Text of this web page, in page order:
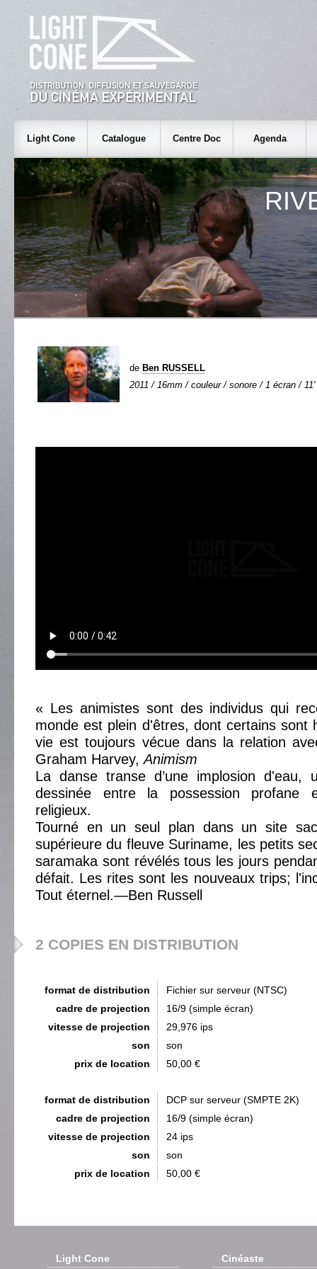
Light Cone Catalogue Centre Doc Agenda
de Ben RUSSELL
2011 / 16mm / couleur / sonore / 1 écran / 11'
« Les animistes sont des individus qui
monde est plein d'êtres, dont certains sont
vie est toujours vécue dans la relation
Graham Harvey,Animism
La danse transe d’une implosion d'eau,
dessinée entre la possession profane
religieux.
Tourné en un seul plan dans un site
supérieure du fleuve Suriname, les petits
saramaka sont révélés tous les jours
défait. Les rites sont les nouveaux trips;
Tout éternel.—Ben Russell
2 COPIES EN DISTRIBUTION
format de distribution
Fichier sur serveur (NTSC)
cadre de projection
16/9 (simple écran)
vitesse de projection
29,976 ips
son
son
prix de location
50,00 €
format de distribution
DCP sur serveur (SMPTE 2K)
cadre de projection
16/9 (simple écran)
vitesse de projection
24 ips
son
son
prix de location
50,00 €
Light Cone Cinéaste